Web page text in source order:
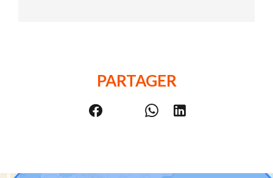
PARTAGER